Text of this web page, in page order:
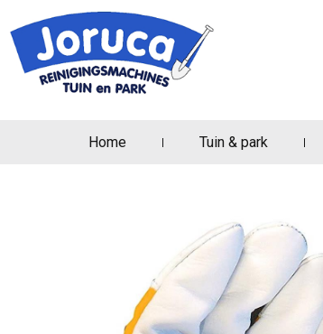
Home Tuin & park